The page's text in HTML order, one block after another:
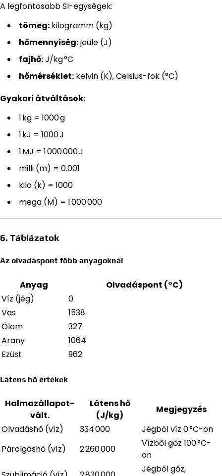
A legfontosabb SI-egységek:
tömeg: kilogramm (kg)
hőmennyiség:joule (J)
fajhő:J/kg °C
hőmérséklet: kelvin (K), Celsius-fok (°C)
Gyakori átváltások:
1 kg = 1000 g
1 kJ = 1000 J
1 MJ = 1 000 000 J
milli (m) = 0.001
kilo (k) = 1000
mega (M) = 1 000 000
6. Táblázatok
Az olvadáspont főbb anyagoknál
Anyag
Olvadáspont (°C)
Víz (jég)
0
Vas
1538
Ólom
327
Arany
1064
Ezüst
962
Látens hő értékek
Halmazállapot-
vált.
Látens hő
(J/kg)
Megjegyzés
Olvadáshő (víz)
334 000
Jégből víz 0 °C-on
Párolgáshő (víz)
2 260 000
Vízből gőz 100 °C-
on
Jégből gőz,